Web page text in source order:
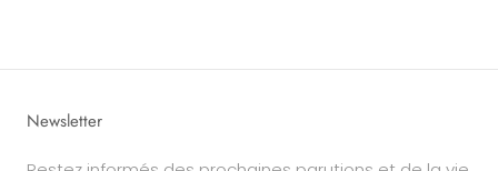
Newsletter